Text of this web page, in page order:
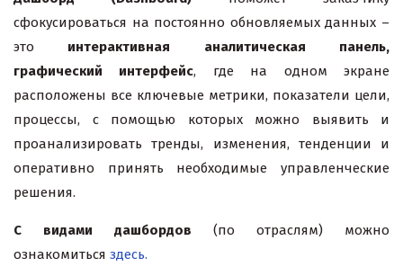
сфокусироваться на постоянно обновляемых данных –
это интерактивная аналитическая панель,
графический интерфейс, где на одном экране
расположены все ключевые метрики, показатели цели,
процессы, с помощью которых можно выявить и
проанализировать тренды, изменения, тенденции и
оперативно принять необходимые управленческие
решения.
С видами дашбордов (по отраслям) можно
ознакомиться здесь.